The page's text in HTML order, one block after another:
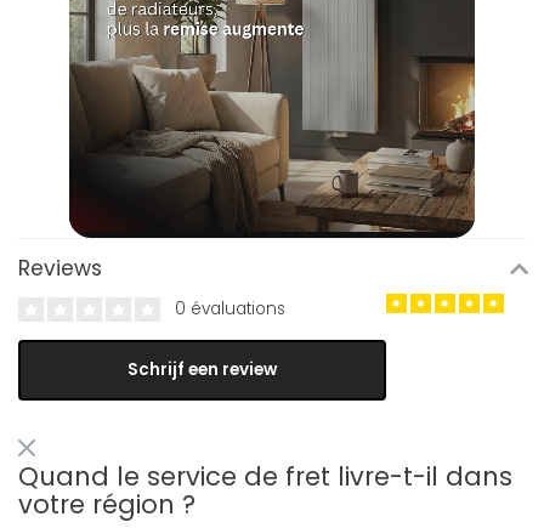
Reviews
0 évaluations
Schrijf een review
Quand le service de fret livre-t-il dans
votre région ?